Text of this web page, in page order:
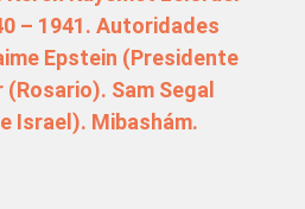
– 1941. Autoridades
Epstein (Presidente
(Rosario). Sam Segal
Israel). Mibashám.